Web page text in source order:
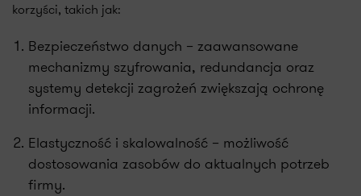
korzyści, takich jak:
Bezpieczeństwo danych – zaawansowane
mechanizmy szyfrowania, redundancja oraz
systemy detekcji zagrożeń zwiększają ochronę
informacji.
Elastyczność i skalowalność – możliwość
dostosowania zasobów do aktualnych potrzeb
firmy.